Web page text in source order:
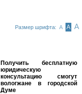
Размер шрифта: А А А
Получить бесплатную
юридическую
консультацию смогут
вологжане в городской
Думе